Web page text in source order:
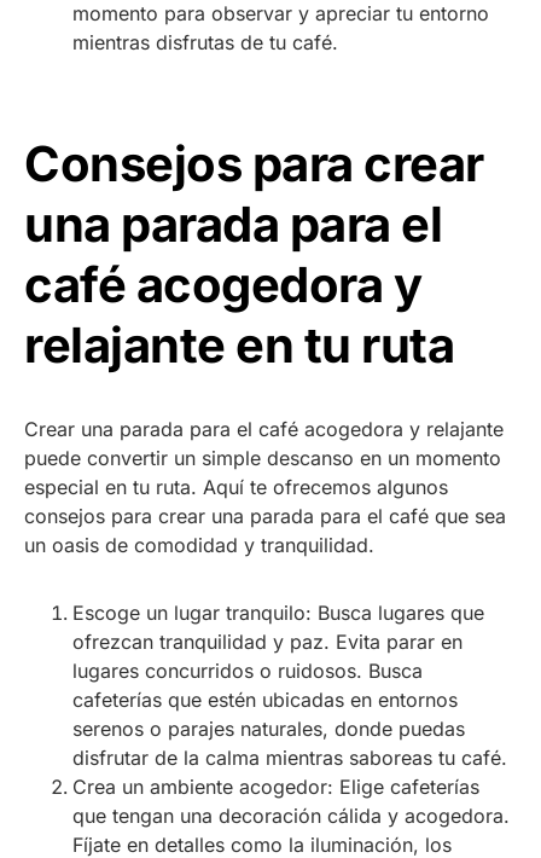
momento para observar y apreciar tu entorno
mientras disfrutas de tu café.
Consejos para crear
una parada para el
café acogedora y
relajante en tu ruta
Crear una parada para el café acogedora y relajante
puede convertir un simple descanso en un momento
especial en tu ruta. Aquí te ofrecemos algunos
consejos para crear una parada para el café que sea
un oasis de comodidad y tranquilidad.
Escoge un lugar tranquilo: Busca lugares que
ofrezcan tranquilidad y paz. Evita parar en
lugares concurridos o ruidosos. Busca
cafeterías que estén ubicadas en entornos
serenos o parajes naturales, donde puedas
disfrutar de la calma mientras saboreas tu café.
Crea un ambiente acogedor: Elige cafeterías
que tengan una decoración cálida y acogedora.
Fíjate en detalles como la iluminación, los